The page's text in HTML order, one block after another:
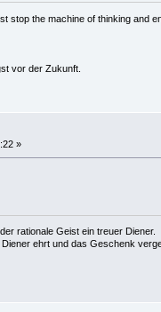
stop the machine of thinking and
vor der Zukunft.
»
rationale Geist ein treuer Diener.
Diener ehrt und das Geschenk